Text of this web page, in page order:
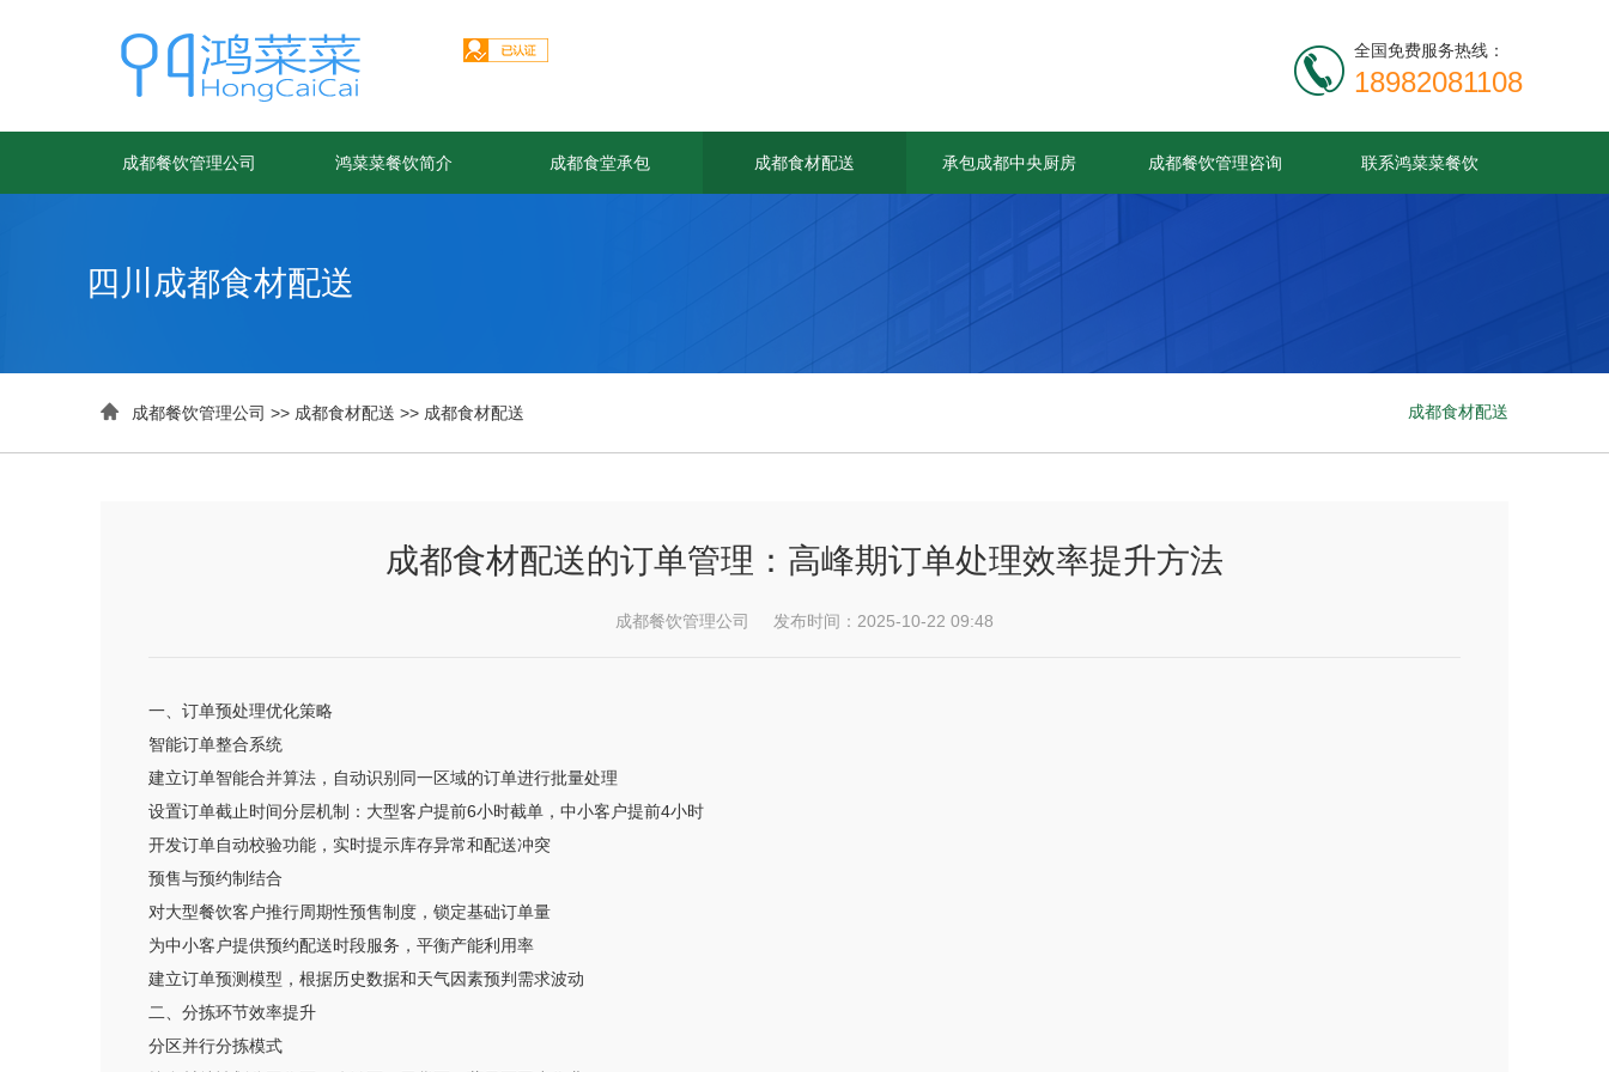
全国免费服务热线：
18982081108
成都餐饮管理公司 鸿菜菜餐饮简介 成都食堂承包 成都食材配送 承包成都中央厨房 成都餐饮管理咨询 联系鸿菜菜餐饮
四川成都食材配送
 成都餐饮管理公司 >> 成都食材配送 >> 成都食材配送 成都食材配送
成都食材配送的订单管理：高峰期订单处理效率提升方法
成都餐饮管理公司 发布时间：2025-10-22 09:48
一、订单预处理优化策略
智能订单整合系统
建立订单智能合并算法，自动识别同一区域的订单进行批量处理
设置订单截止时间分层机制：大型客户提前6小时截单，中小客户提前4小时
开发订单自动校验功能，实时提示库存异常和配送冲突
预售与预约制结合
对大型餐饮客户推行周期性预售制度，锁定基础订单量
为中小客户提供预约配送时段服务，平衡产能利用率
建立订单预测模型，根据历史数据和天气因素预判需求波动
二、分拣环节效率提升
分区并行分拣模式